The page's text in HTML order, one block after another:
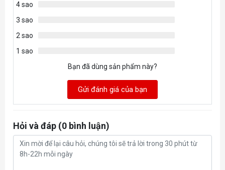
4 sao
3 sao
2 sao
1 sao
Bạn đã dùng sản phẩm này?
Gửi đánh giá của bạn
Hỏi và đáp (0 bình luận)